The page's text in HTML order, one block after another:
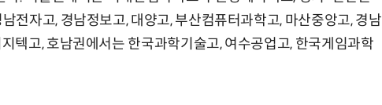
전자고, 경남정보고, 대양고, 부산컴퓨터과학고, 마산중앙고, 경남
텍고, 호남권에서는 한국과학기술고, 여수공업고, 한국게임과학